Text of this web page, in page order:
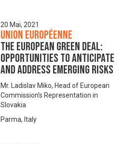
20 Mai, 2021
Union européenne
The European Green Deal:
opportunities to anticipate
and address emerging risks
Mr. Ladislav Miko, Head of European
Commission’s Representation in
Slovakia
Parma, Italy